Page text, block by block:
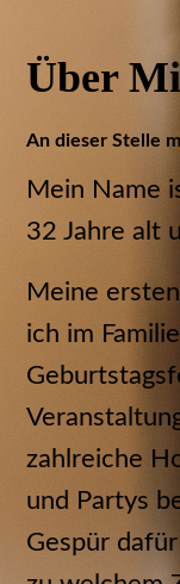
Über
An dieser Stelle
Mein Name
32 Jahre alt
Meine
ich im
zahlreiche
und Partys
Gespür